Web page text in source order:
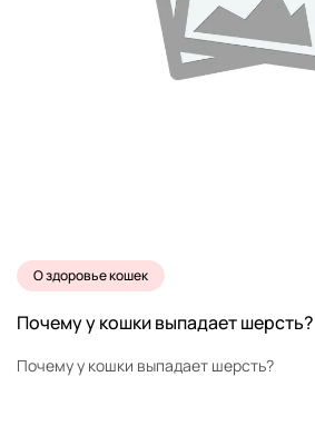
О здоровье кошек
Почему у кошки выпадает шерсть?
Почему у кошки выпадает шерсть?